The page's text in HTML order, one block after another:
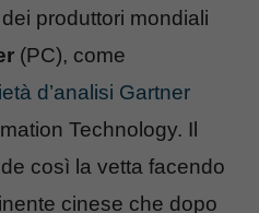
produttori mondiali
(PC), come
d’analisi Gartner
Technology. Il
così la vetta facendo
cinese che dopo